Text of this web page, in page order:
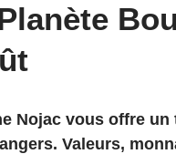
Nojac vous offre
Valeurs,